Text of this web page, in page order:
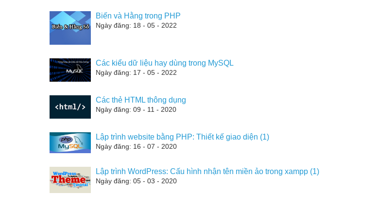
Biến và Hằng trong PHP
Ngày đăng: 18 - 05 - 2022
Các kiểu dữ liệu hay dùng trong MySQL
Ngày đăng: 17 - 05 - 2022
Các thẻ HTML thông dụng
Ngày đăng: 09 - 11 - 2020
Lập trình website bằng PHP: Thiết kế giao diện (1)
Ngày đăng: 16 - 07 - 2020
Lập trình WordPress: Cấu hình nhận tên miền ảo trong xampp (1)
Ngày đăng: 05 - 03 - 2020